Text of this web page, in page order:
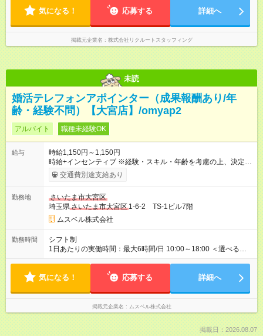
気になる！ 応募する 詳細へ
掲載元企業名 株式会社リクルートスタッフィング
未読
婚活テレフォンアポインター（成果報酬あり/年
齢・経験不問）【大宮店】/omyap2
アルバイト 職種未経験OK
給与
時給1,150円～1,150円
時給+インセンティブ ※経験・スキル・年齢を考慮の上、決定し
ます。 《成果に応じたインセンティブ支給例》 テレアポ未経
験、入社5ヶ月目の女性パートさんが、時給に加えて、月7万円
果・貢献に応じた報酬制度が導入されています。 ※試用期間は3
ヶ月で、その間は有期契約です。そのほかの条件に変更はあり
ません。 【試用期間】試用期間あり 試用期間の長さ：2ヶ月
※ 雇用形態と給与に、本採用時と異なる部分があります。 雇用
形態：中途採用（契約社員） 給与：本採用時と同じです。 ※試
用期間は2ヶ月で、その間は有期契約です。そのほかの条件に変
間3ヶ月になります。
交通費別途支給あり
勤務地
さいたま市大宮区
埼玉県さいたま市大宮区 1-6-2 TS-1ビル7階
ムスベル株式会社
勤務時間
シフト制
1日あたりの実働時間：最大6時間/日 10:00～18:00 ＜選べるシ
フト＞ (1)10:00～16:00 (2)10:00～17:00 (3)10:00～18:00 ◎
（希望シフト制） ◎原則定時退社／残業はほとんどありませ
気になる！ 応募する 詳細へ
掲載元企業名 ムスベル株式会社
掲載日：2026.08.07